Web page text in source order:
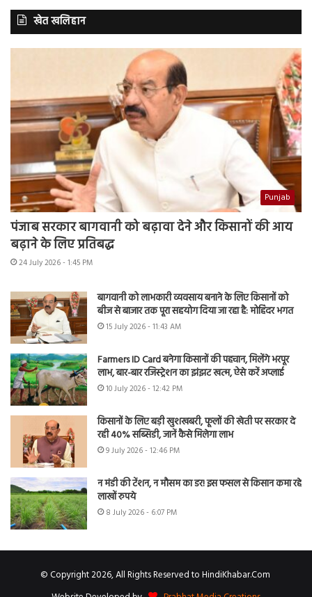
खेत खलिहान
Punjab
पंजाब सरकार बागवानी को बढ़ावा देने और किसानों की आय
बढ़ाने के लिए प्रतिबद्ध
24 July 2026 - 1:45 PM
बागवानी को लाभकारी व्यवसाय बनाने के लिए किसानों को
बीज से बाजार तक पूरा सहयोग दिया जा रहा है: मोहिंदर भगत
15 July 2026 - 11:43 AM
Farmers ID Card बनेगा किसानों की पहचान, मिलेंगे भरपूर
लाभ, बार-बार रजिस्ट्रेशन का झंझट खत्म, ऐसे करें अप्लाई
10 July 2026 - 12:42 PM
किसानों के लिए बड़ी खुशखबरी, फूलों की खेती पर सरकार दे
रही 40% सब्सिडी, जानें कैसे मिलेगा लाभ
9 July 2026 - 12:46 PM
न मंडी की टेंशन, न मौसम का डर! इस फसल से किसान कमा रहे
लाखों रुपये
8 July 2026 - 6:07 PM
© Copyright 2026, All Rights Reserved to HindiKhabar.Com